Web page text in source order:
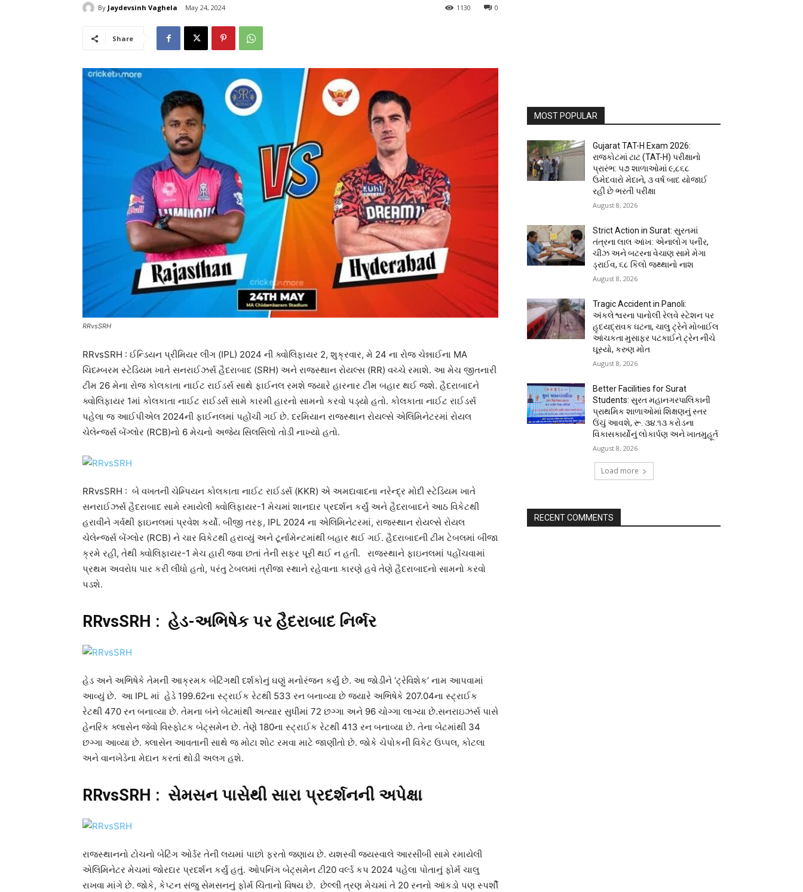
By Jaydevsinh Vaghela May 24, 2024 0
1130
Share
RRvsSRH
RRvsSRH : ઈન્ડિયન પ્રીમિયર લીગ (IPL) 2024 ની ક્વોલિફાયર 2, શુક્રવાર, મે 24 ના રોજ ચેન્નાઈના MA
ચિદમ્બરમ સ્ટેડિયમ ખાતે સનરાઈઝર્સ હૈદરાબાદ (SRH) અને રાજસ્થાન રોયલ્સ (RR) વચ્ચે રમાશે. આ મેચ જીતનારી
ટીમ 26 મેના રોજ કોલકાતા નાઈટ રાઈડર્સ સાથે ફાઈનલ રમશે જ્યારે હારનાર ટીમ બહાર થઈ જશે. હૈદરાબાદને
ક્વોલિફાયર 1માં કોલકાતા નાઈટ રાઈડર્સ સામે કારમી હારનો સામનો કરવો પડ્યો હતો. કોલકાતા નાઈટ રાઈડર્સ
પહેલા જ આઈપીએલ 2024ની ફાઈનલમાં પહોંચી ગઈ છે. દરમિયાન રાજસ્થાન રોયલ્સે એલિમિનેટરમાં રોયલ
ચેલેન્જર્સ બેંગ્લોર (RCB)નો 6 મેચનો અજેય સિલસિલો તોડી નાખ્યો હતો.
RRvsSRH : બે વખતની ચેમ્પિયન કોલકાતા નાઈટ રાઈડર્સ (KKR) એ અમદાવાદના નરેન્દ્ર મોદી સ્ટેડિયમ ખાતે
સનરાઈઝર્સ હૈદરાબાદ સામે રમાયેલી ક્વોલિફાયર-1 મેચમાં શાનદાર પ્રદર્શન કર્યું અને હૈદરાબાદને આઠ વિકેટથી
હરાવીને ગર્વથી ફાઇનલમાં પ્રવેશ કર્યો. બીજી તરફ, IPL 2024 ના એલિમિનેટરમાં, રાજસ્થાન રોયલ્સે રોયલ
ચેલેન્જર્સ બેંગ્લોર (RCB) ને ચાર વિકેટથી હરાવ્યું અને ટૂર્નામેન્ટમાંથી બહાર થઈ ગઈ. હૈદરાબાદની ટીમ ટેબલમાં બીજા
ક્રમે રહી, તેથી ક્વોલિફાયર-1 મેચ હારી જવા છતાં તેની સફર પૂરી થઈ ન હતી. રાજસ્થાને ફાઇનલમાં પહોંચવામાં
પ્રથમ અવરોધ પાર કરી લીધો હતો, પરંતુ ટેબલમાં ત્રીજા સ્થાને રહેવાના કારણે હવે તેણે હૈદરાબાદનો સામનો કરવો
પડશે.
RRvsSRH : હેડ-અભિષેક પર હૈદરાબાદ નિર્ભર
હેડ અને અભિષેકે તેમની આક્રમક બેટિંગથી દર્શકોનું ઘણું મનોરંજન કર્યું છે. આ જોડીને ‘ટ્રેવિશેક’ નામ આપવામાં
આવ્યું છે. આ IPL માં હેડે 199.62ના સ્ટ્રાઈક રેટથી 533 રન બનાવ્યા છે જ્યારે અભિષેકે 207.04ના સ્ટ્રાઈક
રેટથી 470 રન બનાવ્યા છે. તેમના બંને બેટમાંથી અત્યાર સુધીમાં 72 છગ્ગા અને 96 ચોગ્ગા લાગ્યા છે.સનરાઇઝર્સ પાસે
હેનરિક ક્લાસેન જેવો વિસ્ફોટક બેટ્સમેન છે. તેણે 180ના સ્ટ્રાઈક રેટથી 413 રન બનાવ્યા છે. તેના બેટમાંથી 34
છગ્ગા આવ્યા છે. ક્લાસેન આવતાની સાથે જ મોટા શોટ રમવા માટે જાણીતો છે. જોકે ચેપોકની વિકેટ ઉપ્પલ, કોટલા
અને વાનખેડેના મેદાન કરતાં થોડી અલગ હશે.
RRvsSRH : સેમસન પાસેથી સારા પ્રદર્શનની અપેક્ષા
રાજસ્થાનનો ટોચનો બેટિંગ ઓર્ડર તેની લયમાં પાછો ફરતો જણાય છે. યશસ્વી જયસ્વાલે આરસીબી સામે રમાયેલી
એલિમિનેટર મેચમાં જોરદાર પ્રદર્શન કર્યું હતું. ઓપનિંગ બેટ્સમેન ટી20 વર્લ્ડ કપ 2024 પહેલા પોતાનું ફોર્મ ચાલુ
રાખવા માંગે છે. જોકે, કેપ્ટન સંજુ સેમસનનું ફોર્મ ચિંતાનો વિષય છે. છેલ્લી ત્રણ મેચમાં તે 20 રનનો આંકડો પણ સ્પર્શી
MOST POPULAR
Gujarat TAT-H Exam 2026:
રાજકોટમાં ટાટ (TAT-H) પરીક્ષાનો
પ્રારંભ: ૫૭ શાળાઓમાં ૯,૮૬૮
ઉમેદવારો મેદાને, ૩ વર્ષ બાદ યોજાઈ
રહી છે ભરતી પરીક્ષા
August 8, 2026
Strict Action in Surat: સુરતમાં
તંત્રના લાલ આંખ: એનાલોગ પનીર,
ચીઝ અને બટરના વેચાણ સામે મેગા
ડ્રાઈવ, ૬૮ કિલો જથ્થાનો નાશ
August 8, 2026
Tragic Accident in Panoli:
અંકલેશ્વરના પાનોલી રેલવે સ્ટેશન પર
હૃદયદ્રાવક ઘટના, ચાલુ ટ્રેને મોબાઈલ
આંચકતા મુસાફર પટકાઈને ટ્રેન નીચે
ઘૂસ્યો, કરુણ મોત
August 8, 2026
Better Facilities for Surat
Students: સુરત મહાનગરપાલિકાની
પ્રાથમિક શાળાઓમાં શિક્ષણનું સ્તર
ઉંચું આવશે, રૂ. ૩૪.૧૩ કરોડના
વિકાસકાર્યોનું લોકાર્પણ અને ખાતમુહૂર્ત
August 8, 2026
Load more
RECENT COMMENTS